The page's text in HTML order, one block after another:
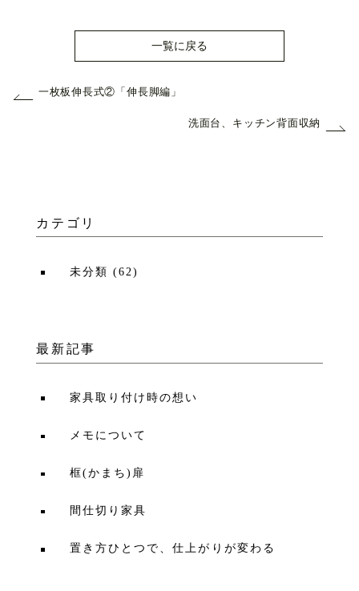
一覧に戻る
一枚板伸長式②「伸長脚編」
洗面台、キッチン背面収納
カテゴリ
未分類 (62)
最新記事
家具取り付け時の想い
メモについて
框(かまち)扉
間仕切り家具
置き方ひとつで、仕上がりが変わる